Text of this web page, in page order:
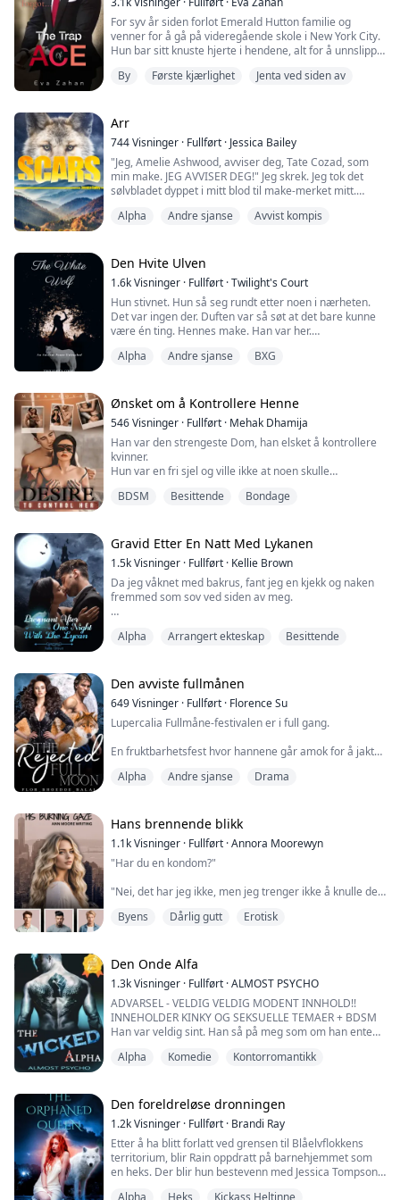
For syv år siden forlot Emerald Hutton familie og
venner for å gå på videregående skole i New York City.
Hun bar sitt knuste hjerte i hendene, alt for å unnslippe
siden han reddet henne fra mobbere da hun var syv år
de dypeste hjørnene av minn...
By Første kjærlighet Jenta ved siden av
Arr
744Visninger · Fullført · Jessica Bailey
"Jeg, Amelie Ashwood, avviser deg, Tate Cozad, som
min make. JEG AVVISER DEG!" Jeg skrek. Jeg tok det
sølvbladet dyppet i mitt blod til make-merket mitt.
rampelyset fra sin Alfa-blodlinje. Hun følte at hun
mannen han utga seg for å være. Amelie ble tvun...
Alpha Andre sjanse Avvist kompis
Den Hvite Ulven
1.6kVisninger · Fullført ·Twilight's Court
Hun stivnet. Hun så seg rundt etter noen i nærheten.
Det var ingen der. Duften var så søt at det bare kunne
være én ting. Hennes make. Han var her.
Hun fulgte duften ned en gang til hun kom til en dør og
verke av smerte. Stønning kom fra den andre siden av
døren.
Tårene begynte å falle. ...
Alpha Andre sjanse BXG
Ønsket om å Kontrollere Henne
546Visninger · Fullført · Mehak Dhamija
Han var den strengeste Dom, han elsket å kontrollere
kvinner.
Hun var en fri sjel og ville ikke at noen skulle
Han lette etter en utfordrende underdanig, og hun var
en perfekt match, men denne jenta var ikke klar til å
akseptere tilbudet hans siden hun levde livet sitt uten
regler og restriksjoner. Hun ønske...
BDSM Besittende Bondage
Gravid Etter En Natt Med Lykanen
1.5kVisninger · Fullført · Kellie Brown
Da jeg våknet med bakrus, fant jeg en kjekk og naken
fremmed som sov ved siden av meg.
og uten lukt.
Jeg dro til baren for å drikke meg full, og endte ved et
uhell opp med en one-night stand med den kjekke
fremmede.
Jeg trodde han ba...
Alpha Arrangert ekteskap Besittende
Den avviste fullmånen
649Visninger · Fullført · Florence Su
Lupercalia Fullmåne-festivalen er i full gang.
En fruktbarhetsfest hvor hannene går amok for å jakte
Alpha Jasper, min make, leder Stormskogen til den
til min ulv, og jeg har heller ikke produsert den
ettertraktede arvingen. Flokken er rasende og mine
svigerforeldre...
Alpha Andre sjanse Drama
Hans brennende blikk
1.1kVisninger · Fullført ·Annora Moorewyn
"Har du en kondom?"
"Nei, det har jeg ikke, men jeg trenger ikke å knulle deg
steg opp til nakken min.
"Prøv å ikke lage noen lyd," sa han mens han gled
hånden sin under strikken på leggingsene mine.
Leah er en 25 år gammel kvinne som ble adoptert.
Etter skilsmissen ...
Byens Dårlig gutt Erotisk
Den Onde Alfa
1.3kVisninger · Fullført ·ALMOST PSYCHO
ADVARSEL - VELDIG VELDIG MODENT INNHOLD!!
INNEHOLDER KINKY OG SEKSUELLE TEMAER + BDSM
Han var veldig sint. Han så på meg som om han enten
Han avbrøt meg.
"Du har vært en veldig, veldig slem kattunge. Du aner
ikke hva jeg har vært gjennom."
Grepet hans rundt halsen min strammet seg og klemte
sammen luftrøret mitt.
Alpha Komedie Kontorromantikk
Den foreldreløse dronningen
1.2kVisninger · Fullført · Brandi Ray
Etter å ha blitt forlatt ved grensen til Blåelvflokkens
territorium, blir Rain oppdratt på barnehjemmet som
en heks. Der blir hun bestevenn med Jessica Tompson,
Alpha Heks Kickass Heltinne